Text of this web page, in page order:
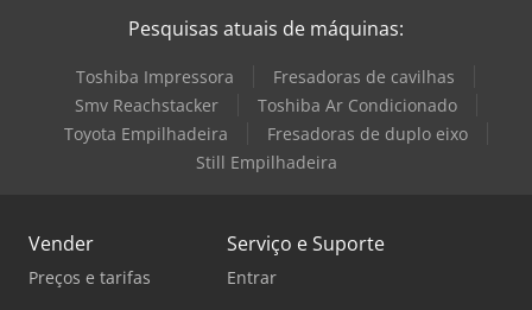
Pesquisas atuais de máquinas:
Toshiba Impressora
Fresadoras de cavilhas
Smv Reachstacker
Toshiba Ar Condicionado
Toyota Empilhadeira
Fresadoras de duplo eixo
Still Empilhadeira
Vender
Preços e tarifas
Serviço e Suporte
Entrar